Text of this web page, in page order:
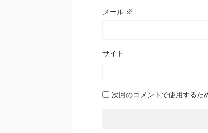
メール ※
サイト
次回のコメントで使用するた